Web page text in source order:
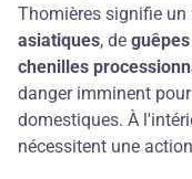
Thomières signifie un
asiatiques, de guêpes
chenilles
danger imminent
domestiques. À
nécessitent une